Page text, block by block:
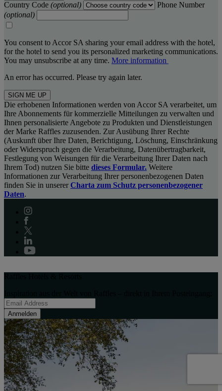
Country Code (optional)
Phone Number
(optional)
You consent to Accor SA sharing your email address with the hotel,
for the hotel to send you its personalized marketing communications.
You may unsubscribe at any time. More information
An error has occurred. Please try again later.
SIGN ME UP
Die erhobenen Informationen werden von Accor SA verarbeitet, um
Ihre Abonnements für kommerzielle Mitteilungen zu verwalten und
Ihnen personalisierte Angebote zu Produkten und Dienstleistungen
der Marke Raffles zuzusenden. Zur Ausübung Ihrer Rechte
(Auskunft über Ihre Daten, Berichtigung, Löschung, Einschränkung
oder Widerspruch gegen die Verarbeitung, Datenübertragbarkeit,
Festlegung von Weisungen für die Verarbeitung Ihrer Daten nach
Ihrem Tod) nutzen Sie bitte dieses Formular. Weitere
Informationen zur Verarbeitung Ihrer personenbezogenen Daten
finden Sie in unserer Charta zum Schutz personenbezogener
Daten.
Anmelden